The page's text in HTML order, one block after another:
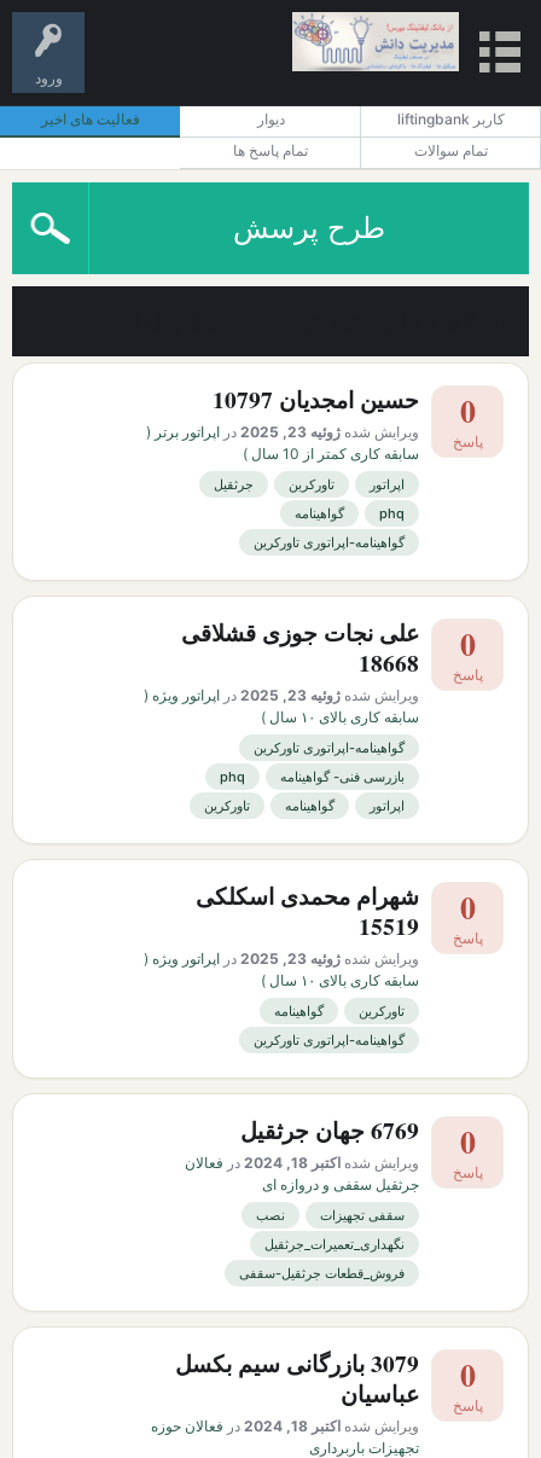
ورود
کاربر liftingbank دیوار
فعالیت های اخیر
تمام سوالات
تمام پاسخ ها
طرح پرسش
0
پاسخ
حسین امجدیان 10797
ویرایش شده ژوئیه 23, 2025 در اپراتور برتر (
سابقه کاری کمتر از 10 سال )
اپراتور تاورکرین
جرثقیل
phq
گواهینامه
گواهینامه-اپراتوری تاورکرین
0
پاسخ
علی نجات جوزی قشلاقی
18668
ویرایش شده ژوئیه 23, 2025 در اپراتور ویژه (
سابقه کاری بالای ۱۰ سال )
گواهینامه-اپراتوری تاورکرین
بازرسی فنی- گواهینامه
phq
اپراتور
گواهینامه تاورکرین
0
پاسخ
شهرام محمدی اسکلکی
15519
ویرایش شده ژوئیه 23, 2025 در اپراتور ویژه (
سابقه کاری بالای ۱۰ سال )
تاورکرین
گواهینامه
گواهینامه-اپراتوری تاورکرین
0
پاسخ
6769 جهان جرثقیل
ویرایش شده اکتبر 18, 2024 در فعالان
جرثقیل سقفی و دروازه ای
سقفی تجهیزات
نصب
نگهداری_تعمیرات_جرثقیل
فروش_قطعات جرثقیل-سقفی
0
پاسخ
3079 بازرگانی سیم بکسل
عباسیان
ویرایش شده اکتبر 18, 2024 در فعالان حوزه
تجهیزات باربرداری